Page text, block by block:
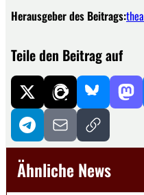
Herausgeber des Beitrags:
Teile den Beitrag auf
Ähnliche News